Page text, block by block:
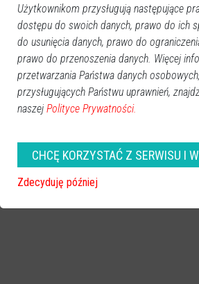
2026-05-12 10:42
Użytkownikom przysługują następujące
dostępu do swoich danych, prawo do ich
do usunięcia danych, prawo do
prawo do przenoszenia danych. Więcej
przetwarzania Państwa danych
przysługujących Państwu uprawnień,
naszej Polityce Prywatności.
CHCĘ KORZYSTAĆ Z SERWISU I
Zdecyduję później